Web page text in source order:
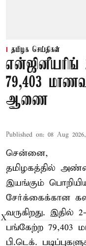
தமிழக செய்திகள்
என்ஜினீயரிங்
79,403
ஆணை
Published on: 08 Aug
சென்னை,
தமிழகத்தில்
இயங்கும்
சேர்க்கைக்கான
வருகிறது. இதில்
பங்கேற்ற 79,403
பி.டெக்.
X